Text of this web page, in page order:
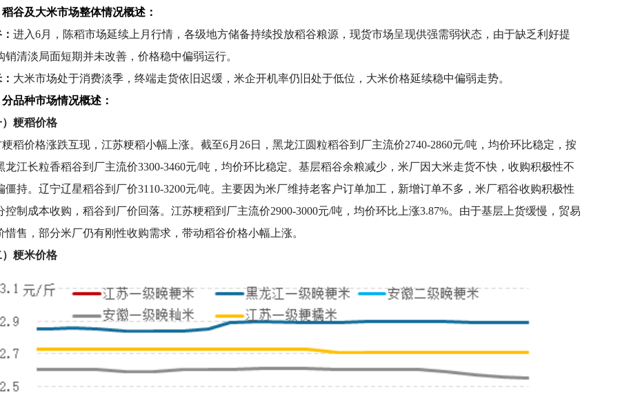
谷及大米市场整体情况概述：
进入6月，陈稻市场延续上月行情，各级地方储备持续投放稻谷粮源，现货市场呈现供强需弱状态，由于缺乏利好提
销清淡局面短期并未改善，价格稳中偏弱运行。
大米市场处于消费淡季，终端走货依旧迟缓，米企开机率仍旧处于低位，大米价格延续稳中偏弱走势。
品种市场情况概述：
）粳稻价格
稻价格涨跌互现，江苏粳稻小幅上涨。截至6月26日，黑龙江圆粒稻谷到厂主流价2740-2860元/吨，均价环比稳定，按
龙江长粒香稻谷到厂主流价3300-3460元/吨，均价环比稳定。基层稻谷余粮减少，米厂因大米走货不快，收购积极性不
僵持。辽宁辽星稻谷到厂价3110-3200元/吨。主要因为米厂维持老客户订单加工，新增订单不多，米厂稻谷收购积极性
控制成本收购，稻谷到厂价回落。江苏粳稻到厂主流价2900-3000元/吨，均价环比上涨3.87%。由于基层上货缓慢，贸易
惜售，部分米厂仍有刚性收购需求，带动稻谷价格小幅上涨。
）粳米价格